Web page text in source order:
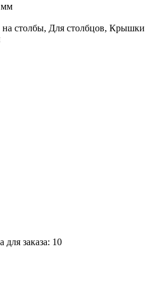
мм
столбы, Для столбцов, Крышки
заказа: 10